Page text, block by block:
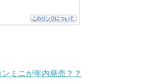
ミニが年内発売？？